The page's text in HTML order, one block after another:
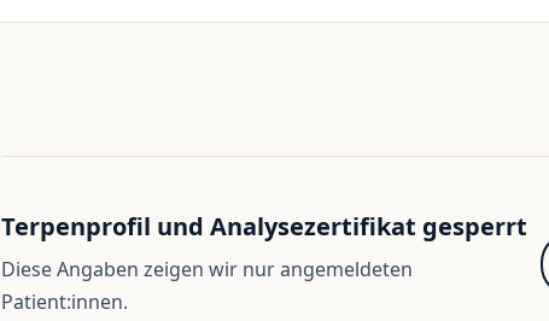
Terpenprofil und Analysezertifikat gesperrt
Diese Angaben zeigen wir nur angemeldeten
Patient:innen.